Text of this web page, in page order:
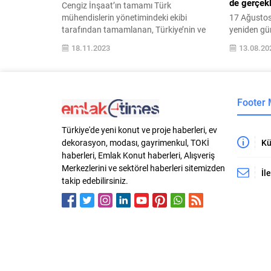
Cengiz İnşaat’ın tamamı Türk
mühendislerin yönetimindeki ekibi
tarafından tamamlanan, Türkiye’nin ve
Avrupa’nın en uzun çift tüplü karayolu
tüneli olan Zigana Tüneli, Uluslararası Yol
Ulaştırma ve Altyapı Bakanlığı, Karayolları
Genel Müdürlüğü (KGM) idaresinde,
Cengiz İnşaat tarafından yapımı
tamamlanan Zigana...
18.11.2023
de
17
yeniden
dönüşüm
yatırımla
Türkiye'de yeni konut ve proje haberleri, ev
dekorasyon, modası, gayrimenkul, TOKİ
haberleri, Emlak Konut haberleri, Alışveriş
Merkezlerini ve sektörel haberleri sitemizden
takip edebilirsiniz.
Footer